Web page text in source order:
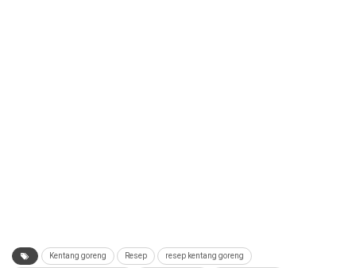
Kentang goreng Resep resep kentang goreng